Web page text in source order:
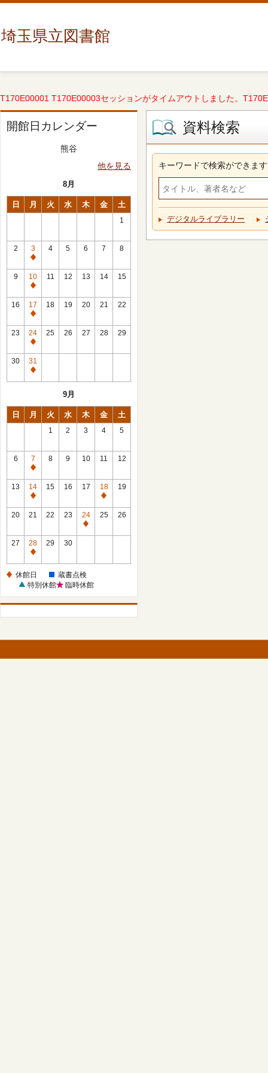
埼玉県立図書館
T170E00001 T170E00003セッションがタイムアウトしました。
開館日カレンダー
熊谷
他を見る
8月
日 月 火 水 木 金 土
1
2
3
休
館
日
4 5 6 7 8
9
10
休
館
日
11 12 13 14 15
16
17
休
館
日
18 19 20 21 22
23
24
休
館
日
25 26 27 28 29
30
31
休
9月
日 月 火 水 木 金 土
1 2 3 4 5
6
7
休
館
日
8 9 10 11 12
13
14
休
館
15 16 17
18
休
館
19
20 21 22 23
24
休
25 26
27
28
休
日
29 30
休館日
蔵書点検
特別休館
臨時休館
資料検索
キーワードで検索ができます
デジタルライブラリー